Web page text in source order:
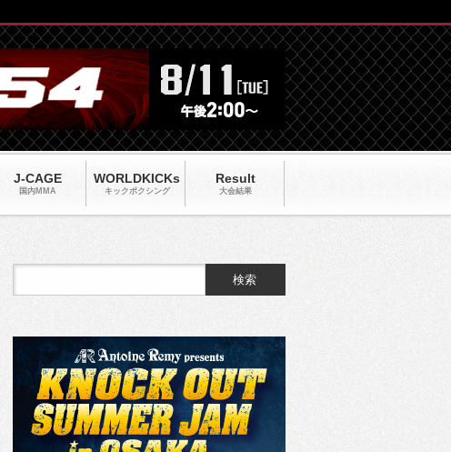
J-CAGE
国内MMA
WORLDKICKs
キックポクシング
Result
大会結果